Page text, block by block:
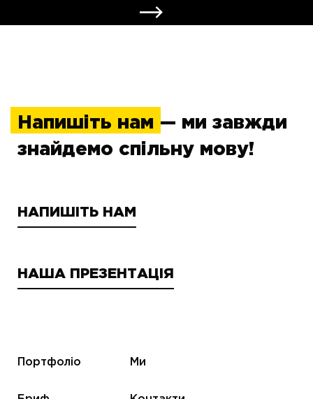
Напишіть нам — ми завжди
знайдемо спільну мову!
НАПИШІТЬ НАМ
НАША ПРЕЗЕНТАЦІЯ
Портфоліо Ми